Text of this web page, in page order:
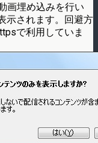
画埋め込みを行い
示されます。回避方
で利用していま